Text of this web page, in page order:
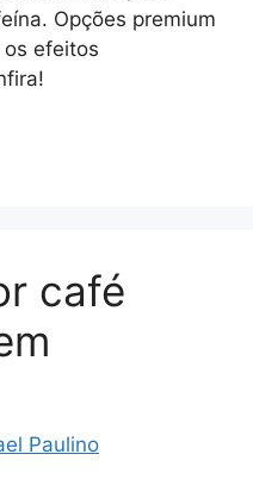
Opções premium
efeitos
café
Paulino